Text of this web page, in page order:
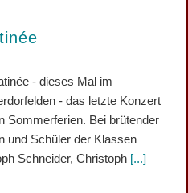
- dieses Mal im
- das letzte Konzert
Sommerferien. Bei brütender
und Schüler der Klassen
Schneider, Christoph [...]